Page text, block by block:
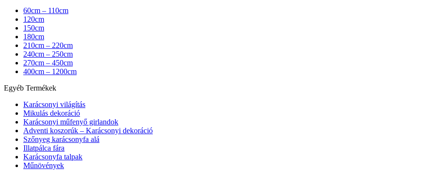
60cm – 110cm
120cm
150cm
180cm
210cm – 220cm
240cm – 250cm
270cm – 450cm
400cm – 1200cm
Egyéb Termékek
Karácsonyi világítás
Mikulás dekoráció
Karácsonyi műfenyő girlandok
Adventi koszorúk – Karácsonyi dekoráció
Szőnyeg karácsonyfa alá
Illatpálca fára
Karácsonyfa talpak
Műnövények